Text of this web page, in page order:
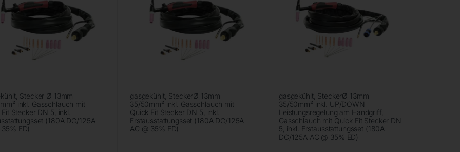
Stecker Ø 13mm
inkl. Gasschlauch mit
Stecker DN 5, inkl.
(180A DC/125A
ED)
gasgekühlt, SteckerØ 13mm
35/50mm² inkl. Gasschlauch mit
Quick Fit Stecker DN 5, inkl.
Erstausstattungsset (180A DC/125A
AC @ 35% ED)
gasgekühlt, SteckerØ 13mm
35/50mm² inkl. UP/DOWN
Leistungsregelung am Handgriff,
Gasschlauch mit Quick Fit Stecker DN
5, inkl. Erstausstattungsset (180A
DC/125A AC @ 35% ED)